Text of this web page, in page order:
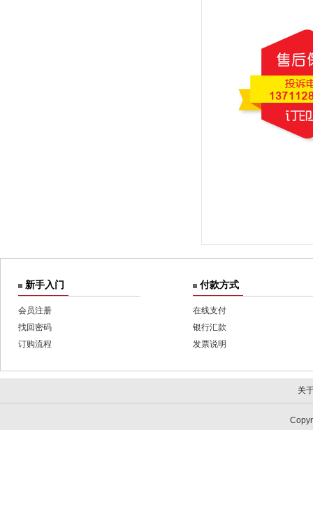
新手入门
会员注册
找回密码
订购流程
付款方式
在线支付
银行汇款
发票说明
关